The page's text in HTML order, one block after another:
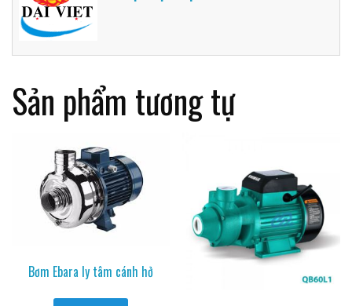
Sản phẩm tương tự
Bơm Ebara ly tâm cánh hở